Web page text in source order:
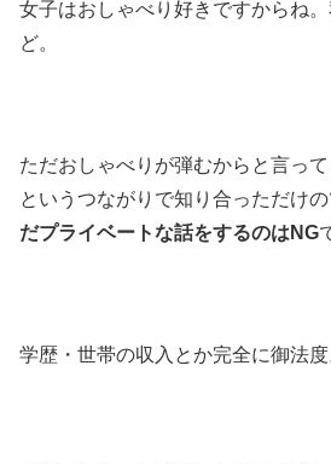
女子はおしゃべり好きですからね
ど。
ただおしゃべりが弾むからと言っ
というつながりで知り合っただけの
だプライベートな話をするのはNG
学歴・世帯の収入とか完全に御法度